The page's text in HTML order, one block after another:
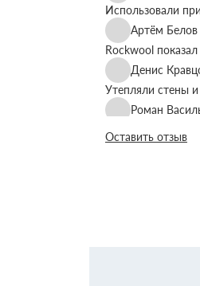
Использовали
Артём Белов
Rockwool
Денис
Утепляли стены
Роман
Материал
Оставить отзыв